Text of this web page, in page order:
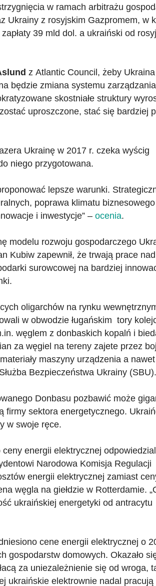
w ramach arbitrażu
Ukrainy z rosyjskim Gazpromem, w
39 mld dol. a ukraiński od
z Atlantic Council, żeby Ukraina
będzie zmiana systemu zarządzania
skostniałe struktury
uproszczone, stać się bardziej
Ukrainę w 2017 r. czeka wyścig
niego przygotowana.
lepsze warunki.
poprawa klimatu
i inwestycje” – ocenia.
modelu rozwoju gospodarczego
Kubiw zapewnił, że trwają prace nad
surowcowej na bardziej
oligarchów na rynku
w obwodzie ługańskim tory
węglem z donbaskich kopalń i
za węgiel na tereny zajete przez
maszyny urządzenia a nawet
Bezpieczeństwa Ukrainy (SBU).
Donbasu pozbawić może
firmy sektora energetycznego.
w swoje ręce.
energii elektrycznej
Narodowa Komisja Regulacji
energii elektrycznej zamiast
węgla na giełdzie w Rotterdamie.
ukraińskiej energetyki od antracytu
cene energii elektrycznej o
gospodarstw domowych. Okazało
za uniezależnienie się od wroga,
ukraińskie elektrownie nadal